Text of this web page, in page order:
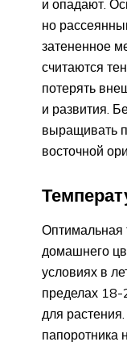
и опадают.
но
затененное
считаются
потерять
и развития.
выращивать
восточной
Оптимальная
домашнего
условиях в
пределах 18-
для
папоротника